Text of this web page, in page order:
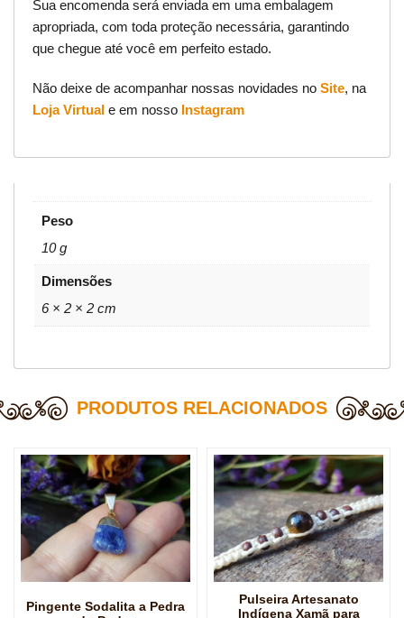
Sua encomenda será enviada em uma embalagem
apropriada, com toda proteção necessária, garantindo
que chegue até você em perfeito estado.
Não deixe de acompanhar nossas novidades no Site, na
Loja Virtual e em nosso Instagram
Peso
10 g
Dimensões
6 × 2 × 2 cm
PRODUTOS RELACIONADOS
Pingente Sodalita a Pedra
Pulseira Artesanato
Indígena Xamã para